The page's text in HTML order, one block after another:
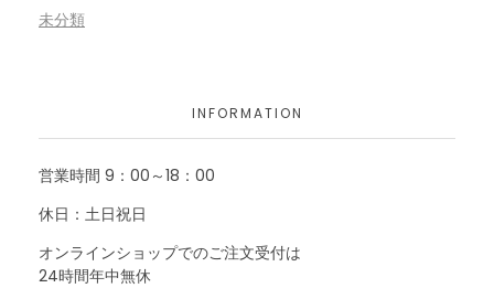
未分類
INFORMATION
営業時間 9：00～18：00
休日：土日祝日
オンラインショップでのご注文受付は
24時間年中無休